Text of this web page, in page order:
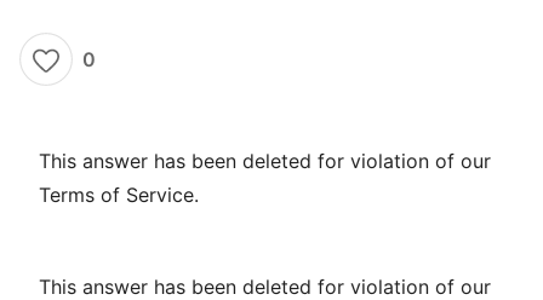
0
This answer has been deleted for violation of our
Terms of Service.
This answer has been deleted for violation of our